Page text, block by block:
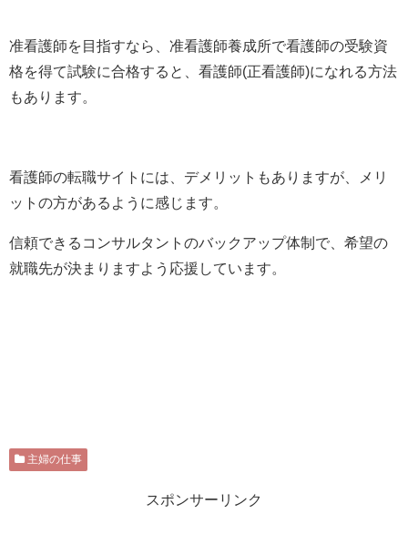
准看護師を目指すなら、准看護師養成所で看護師の受験資
格を得て試験に合格すると、看護師(正看護師)になれる方法
もあります。
看護師の転職サイトには、デメリットもありますが、メリ
ットの方があるように感じます。
信頼できるコンサルタントのバックアップ体制で、希望の
就職先が決まりますよう応援しています。
主婦の仕事
スポンサーリンク